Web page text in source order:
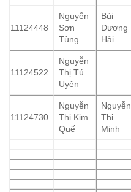
11124448
Nguyễn
Sơn
Tùng
Bùi
Dương
Hải
11124522
Nguyễn
Thị Tú
Uyên
11124730
Nguyễn
Thị Kim
Quế
Nguyễn
Thị
Minh